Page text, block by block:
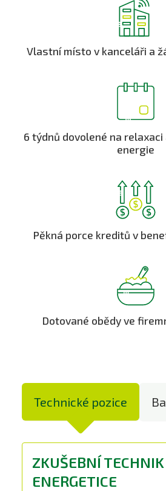
Vlastní místo v kanceláři a
6 týdnů dovolené na
energie
Pěkná porce kreditů v
Dotované obědy ve
Technické pozice
ZKUŠEBNÍ TECHNIK
ENERGETICE